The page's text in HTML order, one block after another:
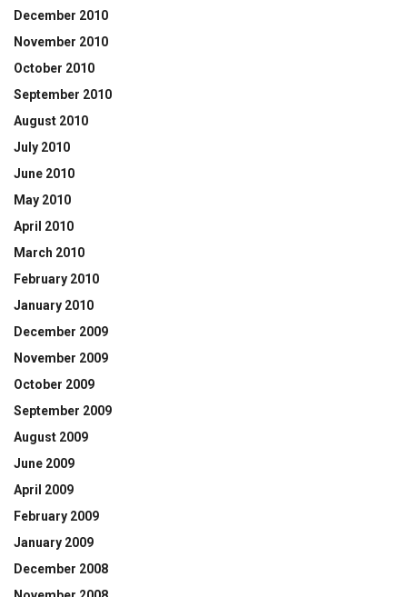
December 2010
November 2010
October 2010
September 2010
August 2010
July 2010
June 2010
May 2010
April 2010
March 2010
February 2010
January 2010
December 2009
November 2009
October 2009
September 2009
August 2009
June 2009
April 2009
February 2009
January 2009
December 2008